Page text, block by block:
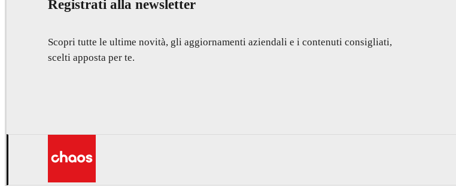
Registrati alla newsletter
Scopri tutte le ultime novità, gli aggiornamenti aziendali e i contenuti consigliati,
scelti apposta per te.